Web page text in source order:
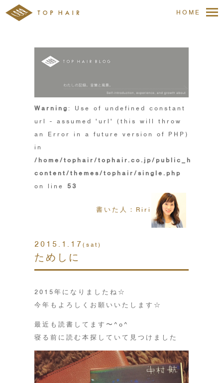
HOME
Warning : Use of undefined constant
url - assumed 'url' (this will throw
an Error in a future version of PHP)
in
/home/tophair/tophair.co.jp/public_html/
content/themes/tophair/single.php
on line 53
書いた人：Riri
2015.1.17 (sat)
ためしに
2015年になりましたね☆
今年もよろしくお願いいたします☆
最近も読書してます〜^o^
寝る前に読む本探していて見つけました